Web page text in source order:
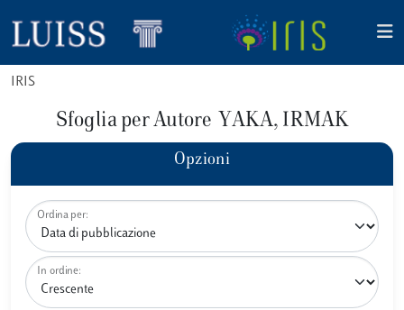
IRIS
Sfoglia per Autore YAKA, IRMAK
Opzioni
Ordina per:
In ordine: